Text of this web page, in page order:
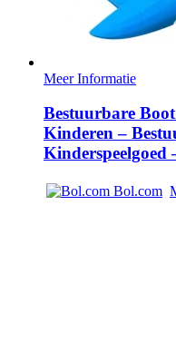
Meer Informatie
Bestuurbare
Kinderen –
Bol.com